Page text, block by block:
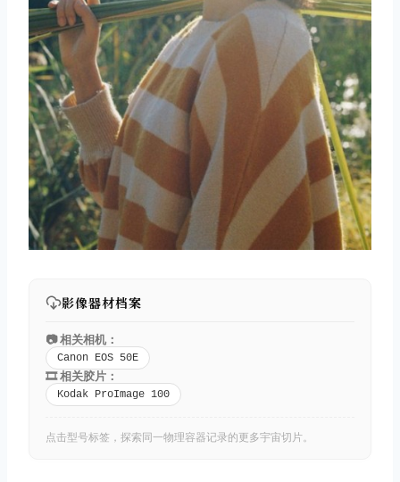
影像器材档案
📷 相关相机：
Canon EOS 50E
🎞️ 相关胶片：
Kodak ProImage 100
点击型号标签，探索同一物理容器记录的更多宇宙切片。